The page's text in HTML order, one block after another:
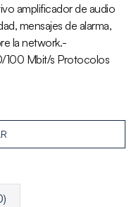
amplificador de audio
mensajes de alarma,
la network.-
100 Mbit/s Protocolos